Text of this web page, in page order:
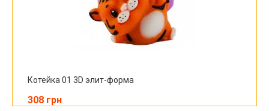
Котейка 01 3D элит-форма
308 грн